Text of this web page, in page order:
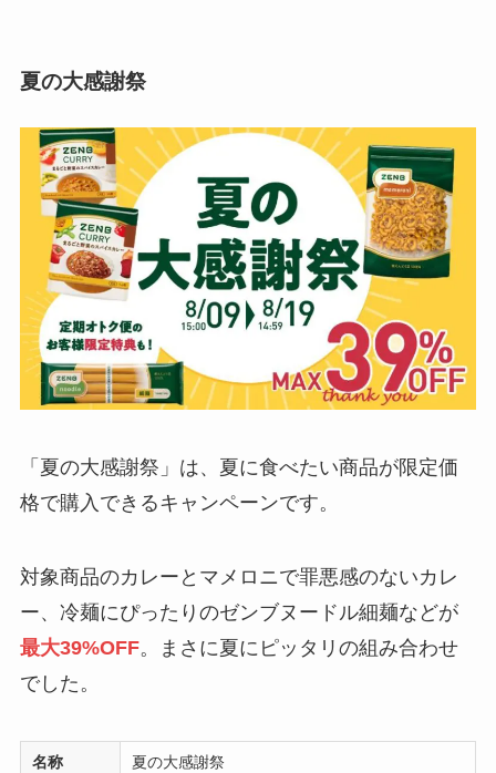
夏の大感謝祭
「夏の大感謝祭」は、夏に食べたい商品が限定価
格で購入できるキャンペーンです。
対象商品のカレーとマメロニで罪悪感のないカレ
ー、冷麺にぴったりのゼンブヌードル細麺などが
最大39%OFF。まさに夏にピッタリの組み合わせ
でした。
名称 夏の大感謝祭